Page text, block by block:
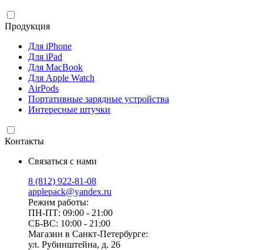
Продукция
Для iPhone
Для iPad
Для MacBook
Для Apple Watch
AirPods
Портативные зарядные устройства
Интересные штучки
Контакты
Связаться с нами
8 (812) 922-81-08
applepack@yandex.ru
Режим работы:
ПН-ПТ: 09:00 - 21:00
СБ-ВС: 10:00 - 21:00
Магазин в Санкт-Петербурге:
ул. Рубинштейна, д. 26